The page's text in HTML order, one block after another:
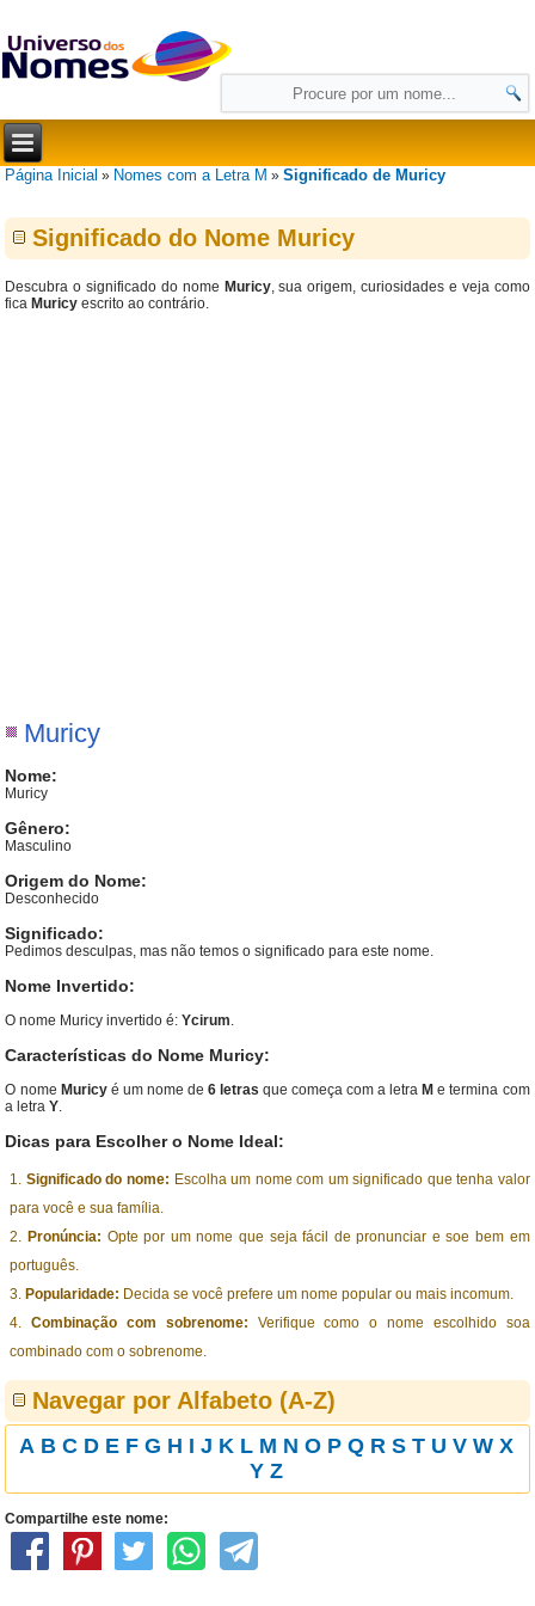
Página Inicial » Nomes com a Letra M »Significado de Muricy
Significado do Nome Muricy
Descubra o significado do nome Muricy, sua origem, curiosidades e veja como
fica Muricy escrito ao contrário.
Muricy
Nome:
Muricy
Gênero:
Masculino
Origem do Nome:
Desconhecido
Significado:
Pedimos desculpas, mas não temos o significado para este nome.
Nome Invertido:
O nome Muricy invertido é:Ycirum.
Características do Nome Muricy:
O nome Muricyé um nome de 6 letras que começa com a letra M e termina com
a letraY.
Dicas para Escolher o Nome Ideal:
Significado do nome: Escolha um nome com um significado que tenha valor
para você e sua família.
Pronúncia: Opte por um nome que seja fácil de pronunciar e soe bem em
português.
Popularidade: Decida se você prefere um nome popular ou mais incomum.
Combinação com sobrenome: Verifique como o nome escolhido soa
combinado com o sobrenome.
Navegar por Alfabeto (A-Z)
A B C D E F G H I J K L M N O P Q R S T U V W X
Y Z
Compartilhe este nome: